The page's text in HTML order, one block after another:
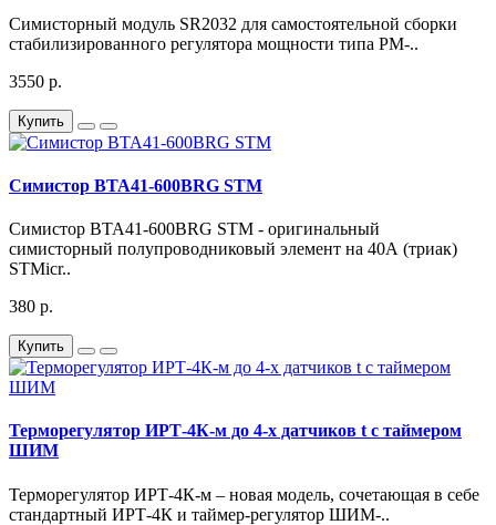
Симисторный модуль SR2032 для самостоятельной сборки
стабилизированного регулятора мощности типа РМ-..
3550 р.
Купить
Симистор BTA41-600BRG STM
Симистор BTA41-600BRG STM - оригинальный
симисторный полупроводниковый элемент на 40А (триак)
STMicr..
380 р.
Купить
Терморегулятор ИРТ-4К-м до 4-х датчиков t с таймером
ШИМ
Терморегулятор ИРТ-4К-м – новая модель, сочетающая в себе
стандартный ИРТ-4К и таймер-регулятор ШИМ-..